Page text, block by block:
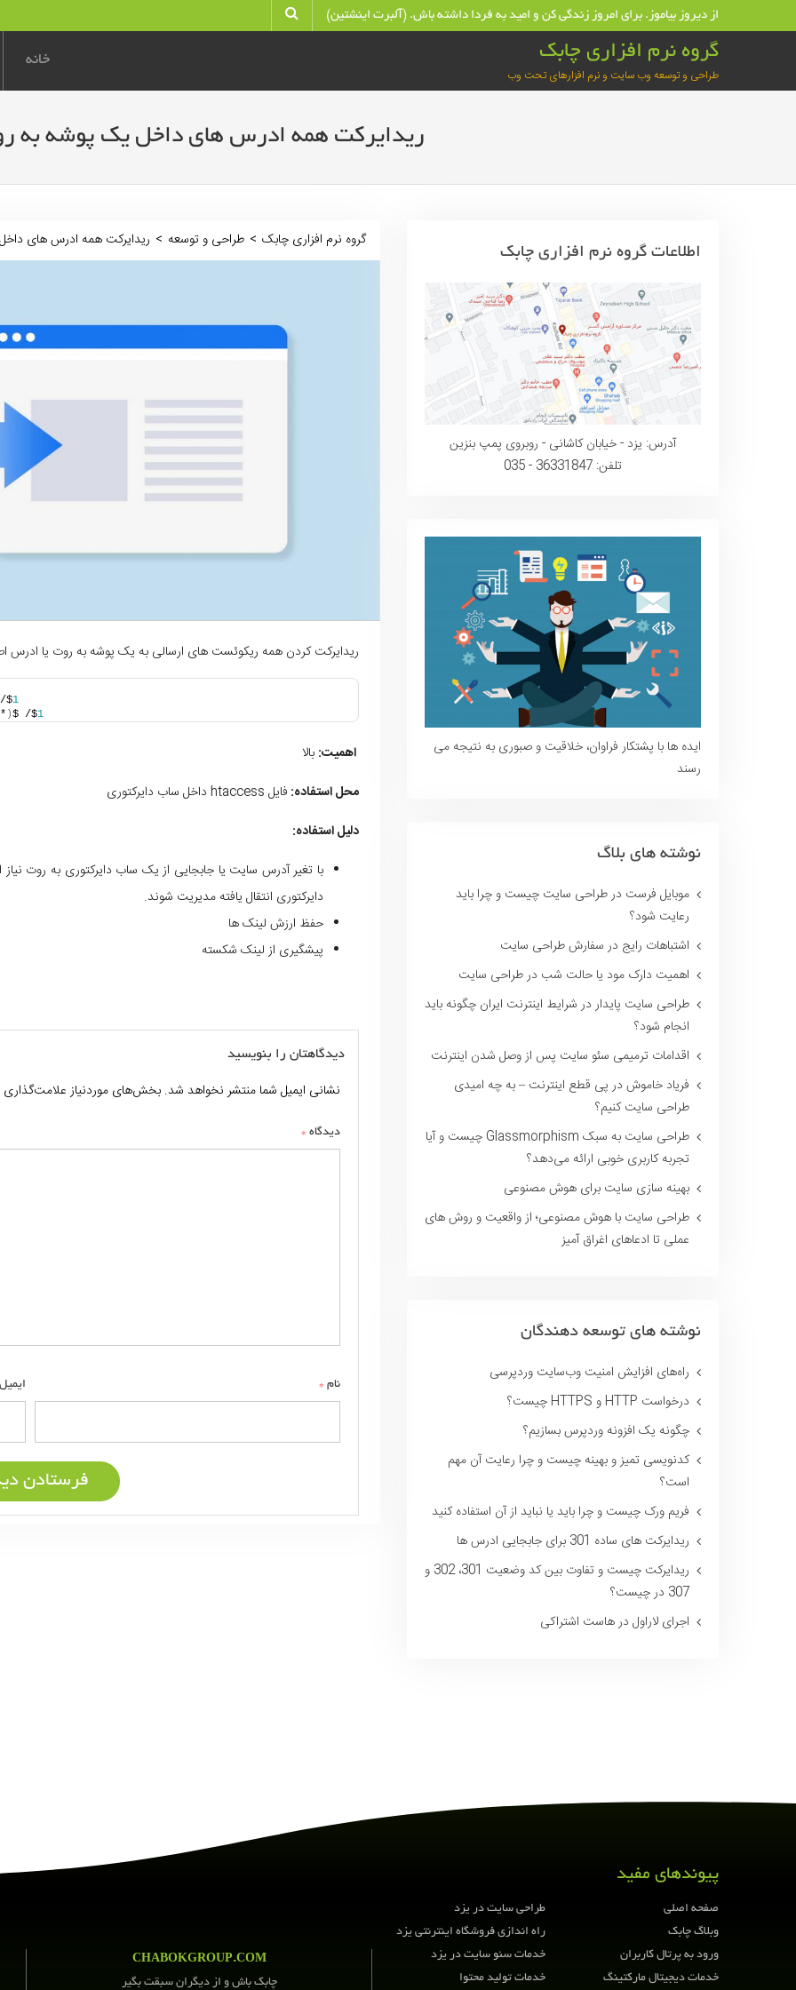
به
از دیروز بیاموز. برای امروز زندگی کن و امید به فردا داشته باش. (آلبرت اینشتین)
گروه نرم افزاری چابک
طراحی و توسعه وب سایت و نرم افزارهای تحت وب
خانه
ریدایرکت همه ادرس های داخل یک پوشه به
گروه نرم افزاری چابک > طراحی و توسعه > ریدایرکت همه ادرس های
ریدایرکت کردن همه ریکوئست های ارسالی به یک پوشه به روت یا ادرس
$1
)$ /$1
اهمیت: بالا
محل استفاده: فایل htaccess داخل ساب دایرکتوری
دلیل استفاده:
با تغیر آدرس سایت یا جابجایی از یک ساب دایرکتوری به روت
دایرکتوری انتقال یافته مدیریت شوند.
حفظ ارزش لینک ها
پیشگیری از لینک شکسته
دیدگاهتان را بنویسید
نشانی ایمیل شما منتشر نخواهد شد. بخش‌های موردنیاز
دیدگاه *
نام *
اطلاعات گروه نرم افزاری چابک
آدرس: یزد - خیابان کاشانی - روبروی پمپ بنزین
تلفن: 36331847 - 035
ایده ها با پشتکار فراوان، خلاقیت و صبوری به نتیجه می
رسند
نوشته های بلاگ
موبایل فرست در طراحی سایت چیست و چرا باید
رعایت شود؟
اشتباهات رایج در سفارش طراحی سایت
اهمیت دارک مود یا حالت شب در طراحی سایت
طراحی سایت پایدار در شرایط اینترنت ایران چگونه باید
انجام شود؟
اقدامات ترمیمی سئو سایت پس از وصل شدن اینترنت
فریاد خاموش در پی قطع اینترنت – به چه امیدی
طراحی سایت کنیم؟
طراحی سایت به سبک Glassmorphism چیست و آیا
تجربه کاربری خوبی ارائه می‌دهد؟
بهینه سازی سایت برای هوش مصنوعی
طراحی سایت با هوش مصنوعی؛ از واقعیت و روش های
عملی تا ادعاهای اغراق آمیز
نوشته های توسعه دهندگان
راه‌های افزایش امنیت وب‌سایت وردپرسی
درخواست HTTP و HTTPS چیست؟
چگونه یک افزونه وردپرس بسازیم؟
کدنویسی تمیز و بهینه چیست و چرا رعایت آن مهم
است؟
فریم ورک چیست و چرا باید یا نباید از آن استفاده کنید
ریدایرکت های ساده 301 برای جابجایی ادرس ها
ریدایرکت چیست و تفاوت بین کد وضعیت 301، 302 و
307 در چیست؟
اجرای لاراول در هاست اشتراکی
بگذارید
پیوندهای مفید
صفحه اصلی
وبلاگ چابک
ورود به پرتال کاربران
خدمات دیجیتال مارکتینگ
طراحی سایت در یزد
راه اندازی فروشگاه اینترنتی یزد
خدمات سئو سایت در یزد
خدمات تولید محتوا
CHABOKGROUP.COM
چابک باش و از دیگران سبقت بگیر